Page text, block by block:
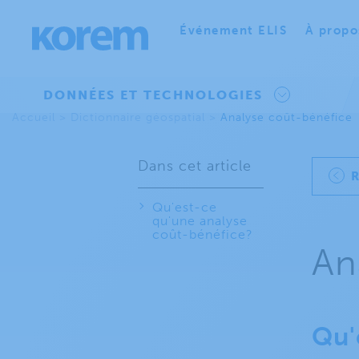
Événement ELIS À
DONNÉES ET TECHNOLOGIES
Accueil > Dictionnaire géospatial > Analyse coût-bénéfice
Dans cet article
Qu'est-ce
qu'une analyse
coût-bénéfice?